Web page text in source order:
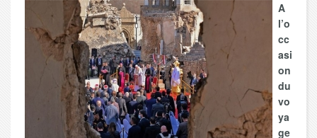
A
l’o
cc
asi
on
du
vo
ya
ge